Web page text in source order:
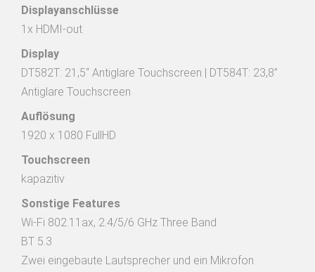
Displayanschlüsse
1x HDMI-out
Display
DT582T: 21,5“ Antiglare Touchscreen | DT584T: 23,8”
Antiglare Touchscreen
Auflösung
1920 x 1080 FullHD
Touchscreen
kapazitiv
Sonstige Features
Wi-Fi 802.11ax, 2.4/5/6 GHz Three Band
BT 5.3
Zwei eingebaute Lautsprecher und ein Mikrofon